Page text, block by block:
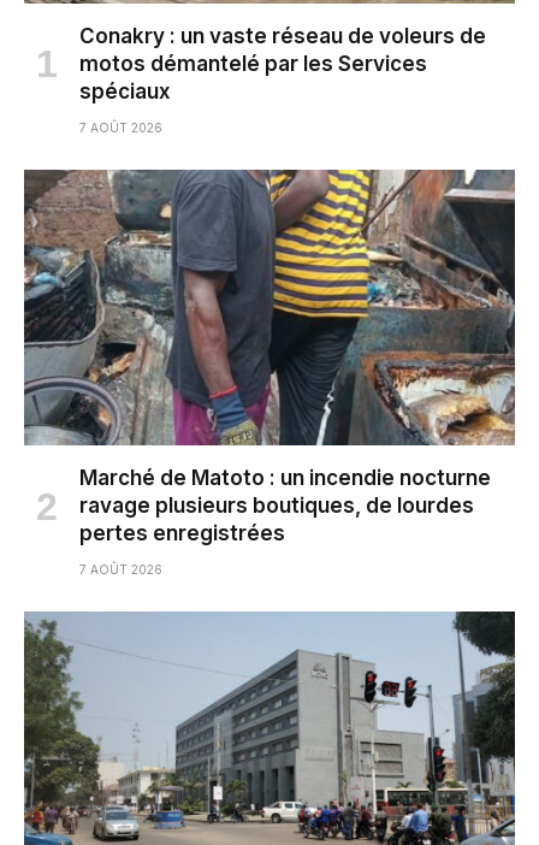
Conakry : un vaste réseau de voleurs de
motos démantelé par les Services
spéciaux
7 AOÛT 2026
Marché de Matoto : un incendie nocturne
ravage plusieurs boutiques, de lourdes
pertes enregistrées
7 AOÛT 2026